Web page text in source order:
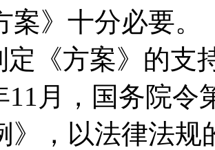
案》十分必要。
定《方案》的支
11月，国务院令
》，以法律法规